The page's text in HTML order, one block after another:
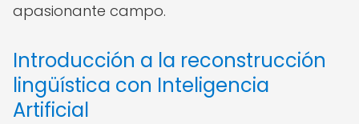
apasionante campo.
Introducción a la reconstrucción
lingüística con Inteligencia
Artificial